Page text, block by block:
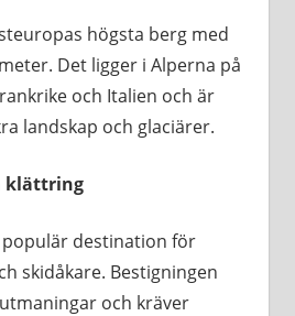
högsta berg med
Det ligger i Alperna på
och Italien och är
landskap och glaciärer.
klättring
destination för
skidåkare. Bestigningen
och kräver